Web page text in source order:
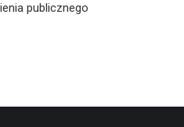
publicznego